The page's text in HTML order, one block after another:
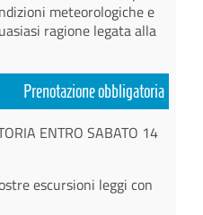
meteorologiche e
ragione legata alla
Prenotazione obbligatoria
ENTRO SABATO 14
escursioni leggi con